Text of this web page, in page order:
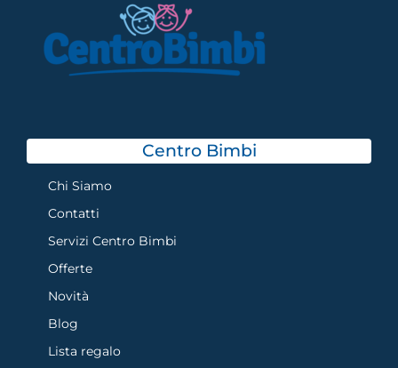
Centro Bimbi
Chi Siamo
Contatti
Servizi Centro Bimbi
Offerte
Novità
Blog
Lista regalo